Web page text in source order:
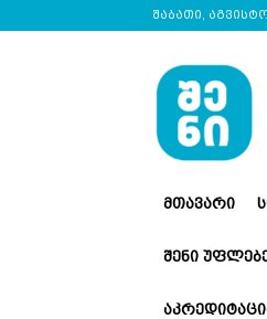
შაბათი, აგვისტო
ᲛᲗᲐᲕᲐᲠᲘ
ᲨᲔᲜᲘ